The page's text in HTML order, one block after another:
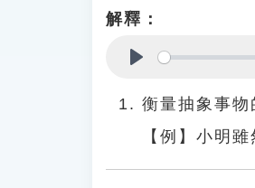
解釋：
衡量抽象事物
【例】小明